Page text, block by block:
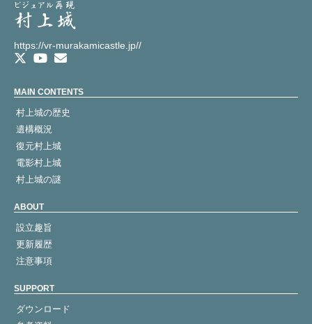
https://vr-murakamicastle.jp//
MAIN CONTENTS
村上城の歴史
遺構概況
復元村上城
電影村上城
村上城の謎
ABOUT
設立趣旨
更新履歴
注意事項
SUPPORT
ダウンロード